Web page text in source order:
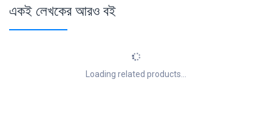
একই লেখকের আরও বই
Loading related products...